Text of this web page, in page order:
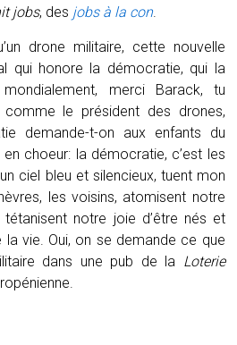
jobs, des jobs à la con.
drone militaire, cette nouvelle
qui honore la démocratie, qui la
merci Barack, tu
comme le président des drones,
demande-t-on aux enfants du
choeur: la démocratie, c’est les
ciel bleu et silencieux, tuent mon
les voisins, atomisent notre
tétanisent notre joie d’être nés et
vie. Oui, on se demande ce que
dans une pub de la Loterie